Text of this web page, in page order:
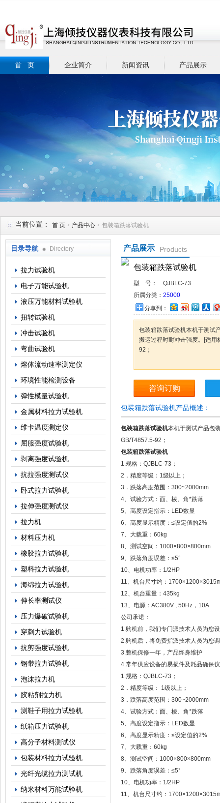
首 页 企业简介 新闻资讯 产品展示
当前位置： 首 页 > 产品中心 > 包装箱跌落试验机
目录导航 Directory
拉力试验机
电子万能试验机
液压万能材料试验机
扭转试验机
冲击试验机
弯曲试验机
熔体流动速率测定仪
环境性能检测设备
弹性模量试验机
金属材料拉力试验机
维卡温度测定仪
屈服强度试验机
剥离强度试验机
抗拉强度测试仪
卧式拉力试验机
拉伸强度测试仪
拉力机
材料压力机
橡胶拉力试验机
塑料拉力试验机
海绵拉力试验机
伸长率测试仪
压力爆破试验机
穿刺力试验机
抗剪强度试验机
钢带拉力试验机
泡沫拉力机
胶粘剂拉力机
测鞋子用拉力试验机
纸箱压力试验机
高分子材料测试仪
包装材料拉力试验机
光纤光缆拉力测试机
纳米材料万能试验机
产品展示 Products
包装箱跌落试验机
型 号：
QJBLC-73
所属分类： 25000
分享到：
包装箱跌落试验机本机于测试
搬运过程时耐冲击强度。[适
92；
咨询订购
包装箱跌落试验机产品概述：
包装箱跌落试验机本机于测试产品包
GB/T4857.5-92；
包装箱跌落试验机
1.规格：QJBLC-73；
2．精度等级：1级以上；
3．跌落高度范围：300~2000mm
4、试验方式：面、棱、角*跌落
5、高度设定指示：LED数显
6、高度显示精度：≤设定值的2%
7、大载重：60kg
8、测试空间：1000×800×800mm
9、跌落角度误差：≤5°
10、电机功率：1/2HP
11、机台尺寸约：
12、机台重量：435kg
13、电源：AC380V , 50Hz，10A
公司承诺：
1.购机前，我们专门派技术人员为您
2.购机后，将免费指派技术人员为您
3.整机保修一年，产品终身维护
4.常年供应设备的易损件及耗品确保
1.规格：QJBLC-73；
2．精度等级： 1级以上；
3．跌落高度范围：300~2000mm
4、试验方式：面、棱、角*跌落
5、高度设定指示：LED数显
6、高度显示精度：≤设定值的2%
7、大载重：60kg
8、测试空间：1000×800×800mm
9、跌落角度误差：≤5°
10、电机功率：1/2HP
11、机台尺寸约：